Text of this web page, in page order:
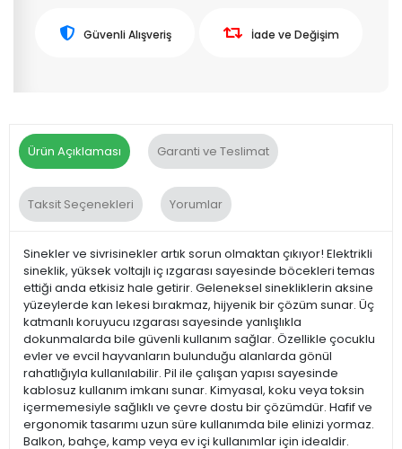
Güvenli Alışveriş İade ve Değişim
Ürün Açıklaması Garanti ve Teslimat
Taksit Seçenekleri Yorumlar
Sinekler ve sivrisinekler artık sorun olmaktan çıkıyor! Elektrikli
sineklik, yüksek voltajlı iç ızgarası sayesinde böcekleri temas
ettiği anda etkisiz hale getirir. Geleneksel sinekliklerin aksine
yüzeylerde kan lekesi bırakmaz, hijyenik bir çözüm sunar. Üç
katmanlı koruyucu ızgarası sayesinde yanlışlıkla
dokunmalarda bile güvenli kullanım sağlar. Özellikle çocuklu
evler ve evcil hayvanların bulunduğu alanlarda gönül
rahatlığıyla kullanılabilir. Pil ile çalışan yapısı sayesinde
kablosuz kullanım imkanı sunar. Kimyasal, koku veya toksin
içermemesiyle sağlıklı ve çevre dostu bir çözümdür. Hafif ve
ergonomik tasarımı uzun süre kullanımda bile elinizi yormaz.
Balkon, bahçe, kamp veya ev içi kullanımlar için idealdir.